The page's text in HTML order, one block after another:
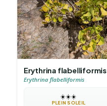
Erythrina flabelliformis
Erythrina flabelliformis
☀️☀️☀️
PLEIN SOLEIL